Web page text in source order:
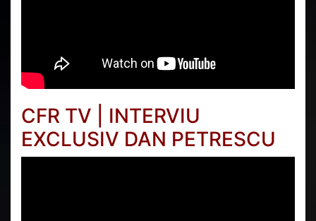
CFR TV | INTERVIU
EXCLUSIV DAN PETRESCU